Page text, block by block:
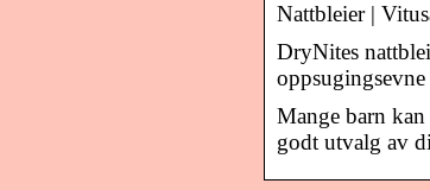
Nattbleier |
DryNites
Mange barn
godt utvalg av